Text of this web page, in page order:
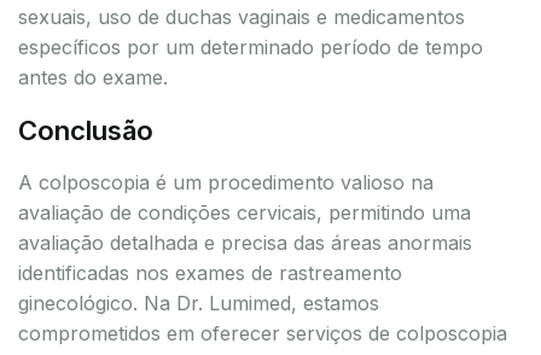
sexuais, uso de duchas vaginais e medicamentos
específicos por um determinado período de tempo
antes do exame.
Conclusão
A colposcopia é um procedimento valioso na
avaliação de condições cervicais, permitindo uma
avaliação detalhada e precisa das áreas anormais
identificadas nos exames de rastreamento
ginecológico. Na Dr. Lumimed, estamos
comprometidos em oferecer serviços de colposcopia